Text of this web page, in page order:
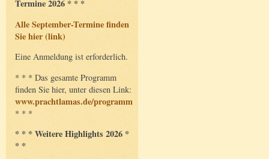
Termine 2026 * * *
Alle September-Termine finden
Sie hier (link)
Eine Anmeldung ist erforderlich.
* * * Das gesamte Programm
finden Sie hier, unter diesen Link:
www.prachtlamas.de/programm
* * *
* * * Weitere Highlights 2026 *
* *